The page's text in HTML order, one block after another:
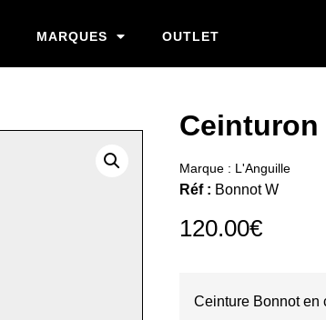
MARQUES OUTLET
Marque : L'Anguille
Réf : Bonnot W
120.00€
Ceinture Bonnot en